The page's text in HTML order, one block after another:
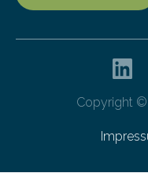
Copyright